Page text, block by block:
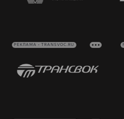
РЕКЛАМА • TRANSVOC.RU